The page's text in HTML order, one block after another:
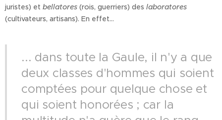
juristes) et bellatores (rois, guerriers) des laboratores
(cultivateurs, artisans). En effet...
... dans toute la Gaule, il n'y a que
deux classes d'hommes qui soient
comptées pour quelque chose et
qui soient honorées ; car la